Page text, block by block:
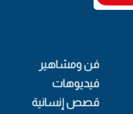
فن ومشاهير
فيديوهات
قصص إنسانية